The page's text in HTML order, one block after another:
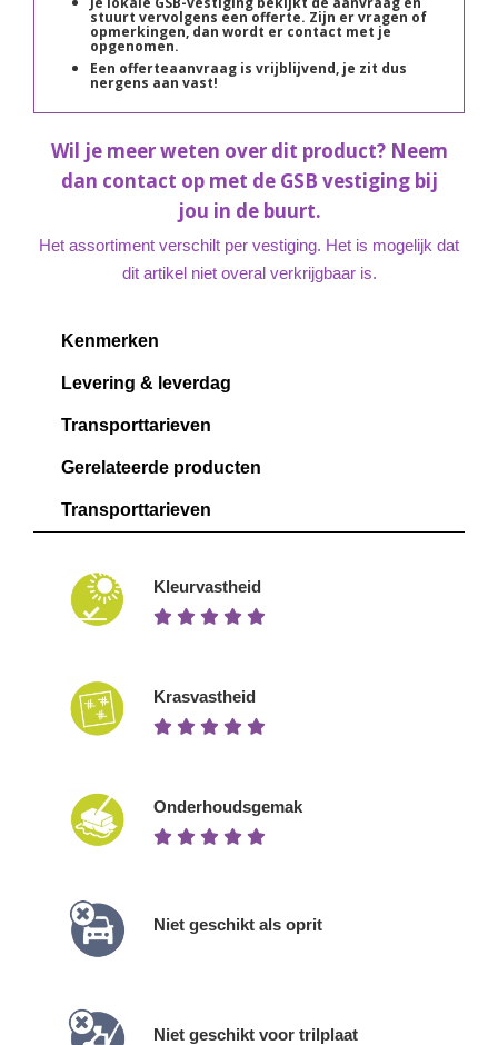
stuurt vervolgens een offerte. Zijn er vragen of
opmerkingen, dan wordt er contact met je
opgenomen.
Een offerteaanvraag is vrijblijvend, je zit dus
nergens aan vast!
Wil je meer weten over dit product? Neem
dan contact op met de GSB vestiging bij
jou in de buurt.
Het assortiment verschilt per vestiging. Het is mogelijk dat
dit artikel niet overal verkrijgbaar is.
Kenmerken
Levering & leverdag
Transporttarieven
Gerelateerde producten
Transporttarieven
Kleurvastheid
Krasvastheid
Onderhoudsgemak
Niet geschikt als oprit
Niet geschikt voor trilplaat